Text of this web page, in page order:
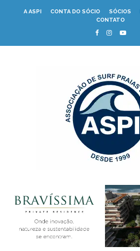
A ASPI CONTA DO SÓCIO SÓCIOS
CONTATO